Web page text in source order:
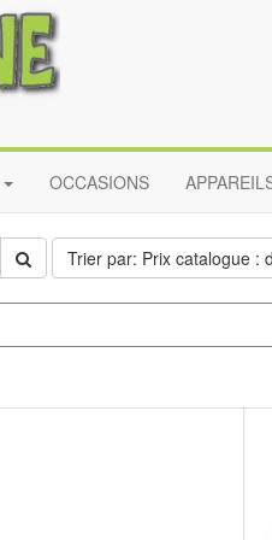
OCCASIONS
Trier par: Prix catalogue :